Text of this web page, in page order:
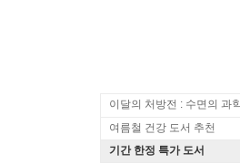
이달의 처방전 : 수면의 과
여름철 건강 도서 추천
기간 한정 특가 도서